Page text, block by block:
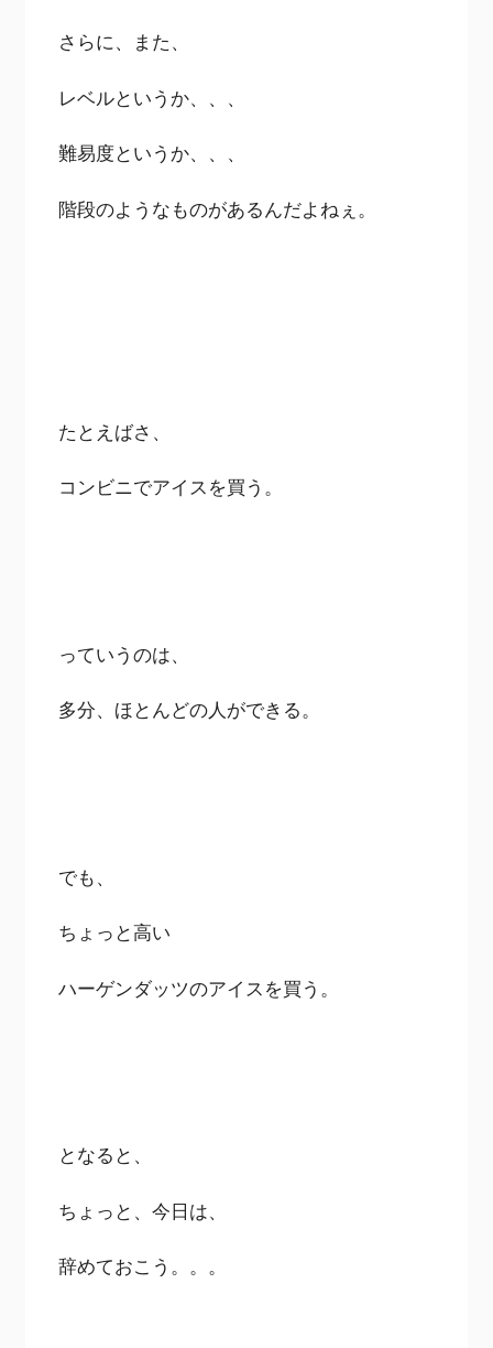
さらに、また、
レベルというか、、、
難易度というか、、、
階段のようなものがあるんだよねぇ。
たとえばさ、
コンビニでアイスを買う。
っていうのは、
多分、ほとんどの人ができる。
でも、
ちょっと高い
ハーゲンダッツのアイスを買う。
となると、
ちょっと、今日は、
辞めておこう。。。